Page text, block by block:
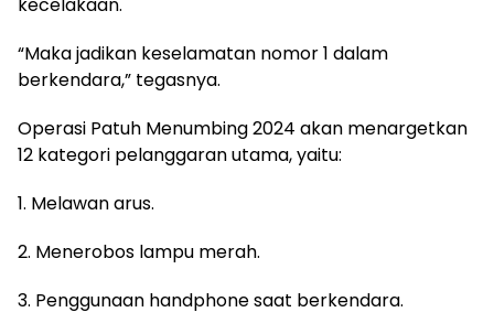
kecelakaan.
“Maka jadikan keselamatan nomor 1 dalam
berkendara,” tegasnya.
Operasi Patuh Menumbing 2024 akan menargetkan
12 kategori pelanggaran utama, yaitu:
1. Melawan arus.
2. Menerobos lampu merah.
3. Penggunaan handphone saat berkendara.